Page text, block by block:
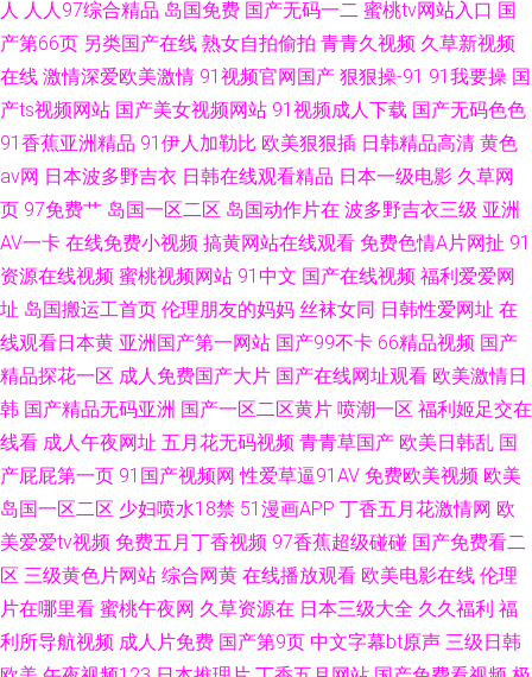
人 人人97综合精品 岛国免费 国产无码一二 蜜桃tv网站入口 国
产第66页 另类国产在线 熟女自拍偷拍 青青久视频 久草新视频
在线 激情深爱欧美激情 91视频官网国产 狠狠操-91 91我要操 国
产ts视频网站 国产美女视频网站 91视频成人下载 国产无码色色
91香蕉亚洲精品 91伊人加勒比 欧美狠狠插 日韩精品高清 黄色
av网 日本波多野吉衣 日韩在线观看精品 日本一级电影 久草网
页 97免费艹 岛国一区二区 岛国动作片在 波多野吉衣三级 亚洲
AV一卡 在线免费小视频 搞黄网站在线观看 免费色情A片网扯 91
资源在线视频 蜜桃视频网站 91中文 国产在线视频 福利爱爱网
址 岛国搬运工首页 伦理朋友的妈妈 丝袜女同 日韩性爱网址 在
线观看日本黄 亚洲国产第一网站 国产99不卡 66精品视频 国产
精品探花一区 成人免费国产大片 国产在线网址观看 欧美激情日
韩 国产精品无码亚洲 国产一区二区黄片 喷潮一区 福利姬足交在
线看 成人午夜网址 五月花无码视频 青青草国产 欧美日韩乱 国
产屁屁第一页 91国产视频网 性爱草逼91AV 免费欧美视频 欧美
岛国一区二区 少妇喷水18禁 51漫画APP 丁香五月花激情网 欧
美爱爱tv视频 免费五月丁香视频 97香蕉超级碰碰 国产免费看二
区 三级黄色片网站 综合网黄 在线播放观看 欧美电影在线 伦理
片在哪里看 蜜桃午夜网 久草资源在 日本三级大全 久久福利 福
利所导航视频 成人片免费 国产第9页 中文字幕bt原声 三级日韩